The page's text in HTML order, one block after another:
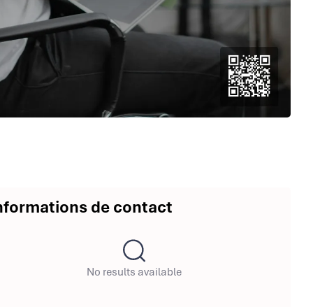
de contact
No results available